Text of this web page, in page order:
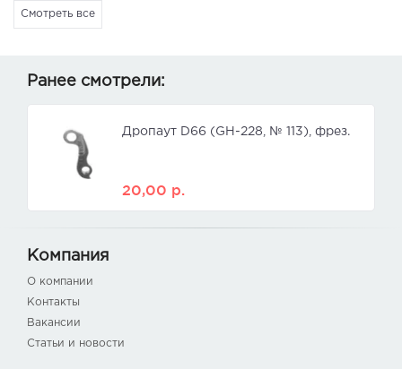
Смотреть все
Ранее смотрели:
Дропаут D66 (GH-228, № 113), фрез.
20,00 р.
Компания
О компании
Контакты
Вакансии
Статьи и новости